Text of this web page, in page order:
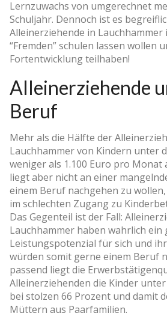
Lernzuwachs von umgerechnet
Schuljahr. Dennoch ist es
Alleinerziehende in
“Fremden” schulen lassen wollen
Fortentwicklung teilhaben!
Alleinerziehende
Beruf
Mehr als die Hälfte der
Lauchhammer von Kindern unter
weniger als 1.100 Euro pro Monat
liegt aber nicht an einer
einem Beruf nachgehen zu
im schlechten Zugang zu
Das Gegenteil ist der Fall:
Lauchhammer haben wahrlich ein
Leistungspotenzial für sich und
würden somit gerne einem Beruf
passend liegt die
Alleinerziehenden die Kinder
bei stolzen 66 Prozent und damit
Müttern aus Paarfamilien.